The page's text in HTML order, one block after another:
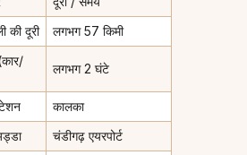
की दूरी
लगभग 57 किमी
लगभग 2 घंटे
कालका
चंडीगढ़ एयरपोर्ट